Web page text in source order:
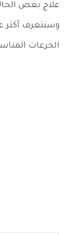
علاج بعض
وسنتعرف أكثر
الجرعات